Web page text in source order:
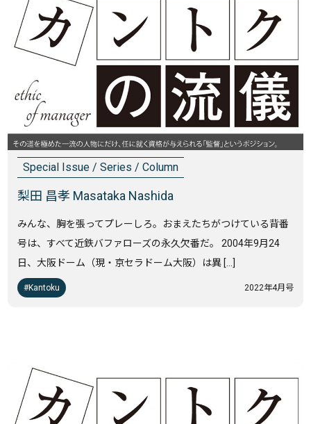
Special Issue / Series / Column
梨田 昌孝 Masataka Nashida
みんな、胸を張ってプレーしろ。おまえたちがつけている背番
号は、すべて近鉄バファローズの永久欠番だ。 2004年9月24
日、大阪ドーム（現・京セラドーム大阪）は異 […]
Kantoku 2022年4月号